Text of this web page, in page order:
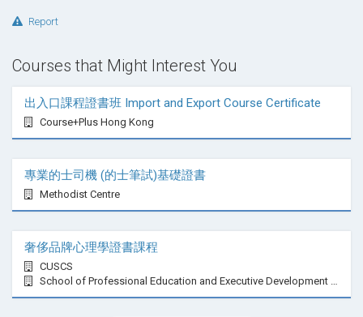
Report
Courses that Might Interest You
出入口課程證書班 Import and Export Course Certificate
Course+Plus Hong Kong
專業的士司機 (的士筆試)基礎證書
Methodist Centre
奢侈品牌心理學證書課程
CUSCS
School of Professional Education and Executive Development (PolyU SPEED)